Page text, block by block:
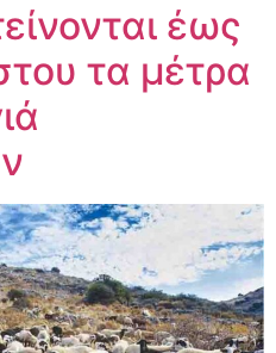
έως
τα μέτρα